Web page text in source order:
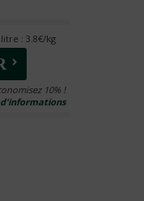
: 3.8€/kg
10% !
d'informations